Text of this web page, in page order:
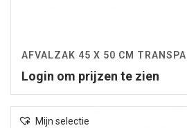
AFVALZAK 45 X 50 CM
Login om prijzen te zien
Mijn selectie